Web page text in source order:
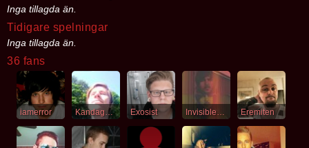
Inga tillagda än.
Tidigare spelningar
Inga tillagda än.
36 fans
iamerror Kandagore Exosist InvisibleMoment Eremiten